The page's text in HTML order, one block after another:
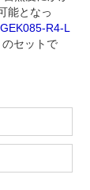
能となっ
GEK085-R4-L
のセットで